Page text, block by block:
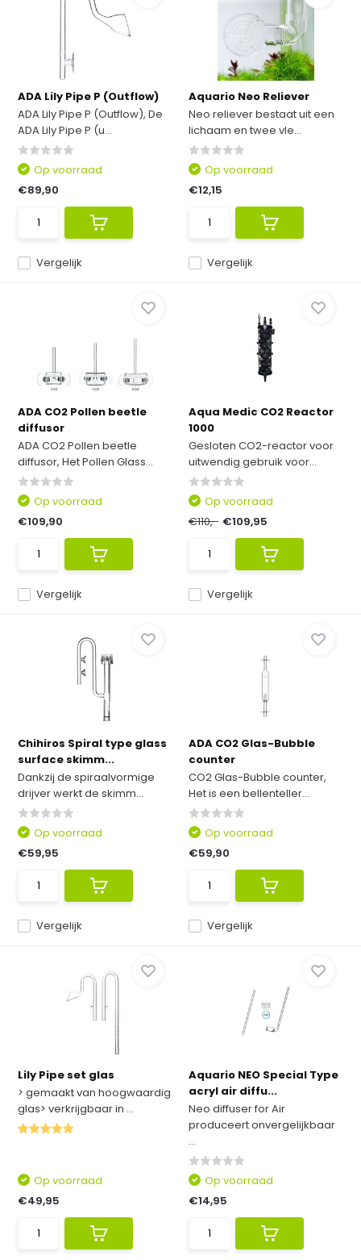
ADA Lily Pipe P (Outflow)
ADA Lily Pipe P (Outflow), De
ADA Lily Pipe P (u...
Vergelijk
Op voorraad
€89,90
Aquario Neo Reliever
Neo reliever bestaat uit een
lichaam en twee vle...
Vergelijk
Op voorraad
€12,15
ADA CO2 Pollen beetle
diffusor
ADA CO2 Pollen beetle
diffusor, Het Pollen Glass...
Vergelijk
Op voorraad
€109,90
Aqua Medic CO2 Reactor
1000
Gesloten CO2-reactor voor
uitwendig gebruik voor...
Vergelijk
Op voorraad
€110,- €109,95
Chihiros Spiral type glass
surface skimm...
Dankzij de spiraalvormige
drijver werkt de skimm...
Vergelijk
Op voorraad
€59,95
ADA CO2 Glas-Bubble
counter
CO2 Glas-Bubble counter,
Het is een bellenteller...
Vergelijk
Op voorraad
€59,90
Lily Pipe set glas
> gemaakt van hoogwaardig
glas> verkrijgbaar in ...
Op voorraad
€49,95
Aquario NEO Special Type
acryl air diffu...
Neo diffuser for Air
produceert onvergelijkbaar
...
Op voorraad
€14,95